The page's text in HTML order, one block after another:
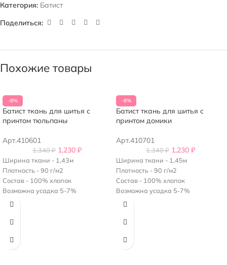
Категория: Батист
Поделиться:
Похожие товары
-8%
Батист ткань для шитья с
принтом тюльпаны
Арт.410601
1,340₽ 1,230 ₽
Ширина ткани - 1,43м
Плотность - 90 г/м2
Состав - 100% хлопок
Возможна усадка 5-7%
-8%
Батист ткань для шитья с
принтом домики
Арт.410701
1,340₽ 1,230 ₽
Ширина ткани - 1,45м
Плотность - 90 г/м2
Состав - 100% хлопок
Возможна усадка 5-7%